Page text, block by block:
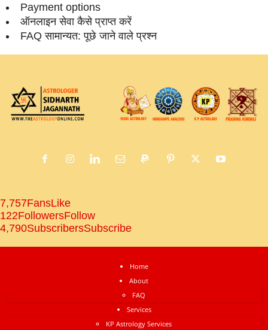
Payment options
ऑनलाइन सेवा कैसे प्राप्‍त करें
FAQ सामान्‍यत: पूछे जाने वाले प्रश्‍न
7,757FansLike
122FollowersFollow
4,790SubscribersSubscribe
Home
About
FAQ
Services
KP Astrology Services